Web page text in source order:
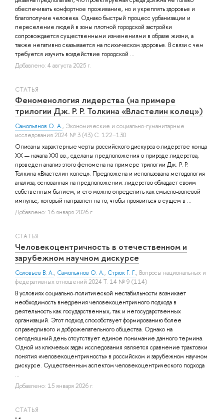
обеспечивать комфортное проживание, но и укреплять здоровье и
благополучие человека. Однако быстрый процесс урбанизации и
переселение людей в зоны плотной городской застройки
сопровождается существенными изменениями в образе жизни, а
также негативно сказывается на психическом здоровье. В связи с чем
требуется изучить воздействие городской ...
Добавлено: 4 августа 2025 г.
СТАТЬЯ
Феноменология лидерства (на примере
трилогии Дж. Р. Р. Толкина «Властелин колец»)
Самольянов О. А., Экономические и социально-гуманитарные
исследования 2024 № 3 (43) С. 122–130
Описаны характерные черты российского дискурса о лидерстве конца
XX — начала XXI вв., сделаны предположения о природе лидерства,
проведен анализ этого феномена на примере трилогии Дж. Р. Р.
Толкина «Властелин колец». Предложена и использована методология
анализа, основанная на предположении: лидерство обладает своим
собственным бытием, и его можно определить как смысло-волевой
импульс, который направлен на то, чтобы проявиться в сущем в ...
Добавлено: 16 января 2026 г.
СТАТЬЯ
Человекоцентричность в отечественном и
зарубежном научном дискурсе
Соловьев В. А., Самольянов О. А., Стрюк Г. Г., Вопросы национальных и
федеративных отношений 2024 Т. 14 № 9 (114)
В условиях социально-политической нестабильности возникает
необходимость внедрения человекоцентричного подхода в
деятельность как государственных, так и негосударственных
организаций. Этот подход способствует формированию более
справедливого и доброжелательного общества. Однако на
сегодняшний день отсутствует единое понимание данного термина.
Одной из ключевых задач исследования является сравнение трактовки
понятия «человекоцентричность» в российском и зарубежном научном
дискурсе. Существенным аспектом человекоцентрического подхода
...
Добавлено: 15 января 2026 г.
СТАТЬЯ